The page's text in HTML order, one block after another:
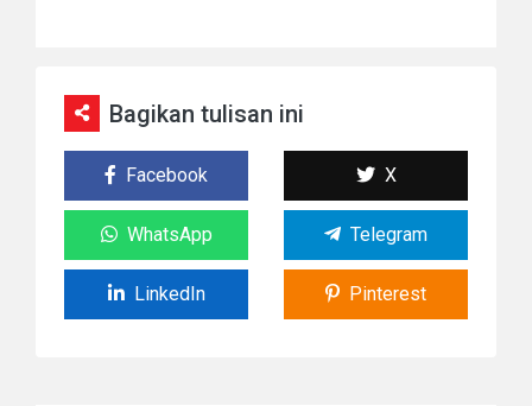
Bagikan tulisan ini
Facebook X
WhatsApp Telegram
LinkedIn Pinterest